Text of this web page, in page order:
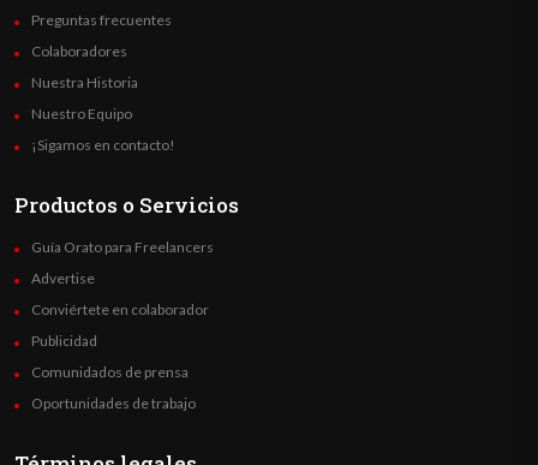
Preguntas frecuentes
Colaboradores
Nuestra Historia
Nuestro Equipo
¡Sigamos en contacto!
Productos o Servicios
Guía Orato para Freelancers
Advertise
Conviértete en colaborador
Publicidad
Comunidados de prensa
Oportunidades de trabajo